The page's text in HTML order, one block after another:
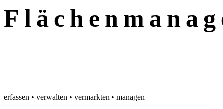
erfassen • verwalten • vermarkten • managen